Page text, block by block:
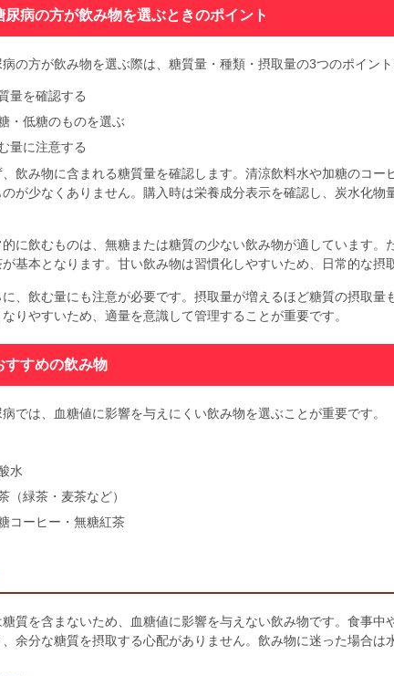
尿病の方が飲み物を選ぶときのポイント
の方が飲み物を選ぶ際は、糖質量・種類・摂取量の3つのポイント
量を確認する
・低糖のものを選ぶ
量に注意する
、飲み物に含まれる糖質量を確認します。清涼飲料水や加糖のコー
のが少なくありません。購入時は栄養成分表示を確認し、炭水化物
的に飲むものは、無糖または糖質の少ない飲み物が適しています。
基本となります。甘い飲み物は習慣化しやすいため、日常的な摂
に、飲む量にも注意が必要です。摂取量が増えるほど糖質の摂取量
なりやすいため、適量を意識して管理することが重要です。
すすめの飲み物
では、血糖値に影響を与えにくい飲み物を選ぶことが重要です。
水
（緑茶・麦茶など）
コーヒー・無糖紅茶
糖質を含まないため、血糖値に影響を与えない飲み物です。食事中
、余分な糖質を摂取する心配がありません。飲み物に迷った場合は